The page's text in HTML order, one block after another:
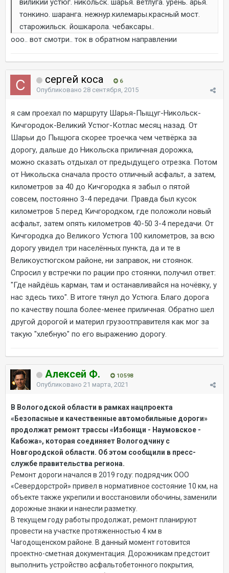
виликий устюг. никольск. шарья. ветлуга. урень. арья.
тонкино. шаранга. нежнур.килемары.красный мост.
старожильск. йошкарола. чебаксары..
ооо.. вот смотри.. ток в обратном направлении
сергей коса 6
Опубликовано 28 сентября, 2015
я сам проехал по маршруту Шарья-Пыщуг-Никольск-
Кичгородок-Великий Устюг-Котлас месяц назад. От
Шарьи до Пыщюга скорее троечка чем четвёрка за
дорогу, дальше до Никольска приличная дорожка,
можно сказать отдыхал от предыдущего отрезка. Потом
от Никольска сначала просто отличный асфальт, а затем,
километров за 40 до Кичгородка я забыл о пятой
совсем, постоянно 3-4 передачи. Правда был кусок
километров 5 перед Кичгородком, где положоли новый
асфальт, затем опять километров 40-50 3-4 передачи. От
Кичгородка до Великого Устюга 100 километров, за всю
дорогу увидел три населённых пункта, да и те в
Великоустюгском районе, ни заправок, ни стоянок.
Спросил у встречки по рации про стоянки, получил ответ:
"Где найдёшь карман, там и останавливайся на ночёвку, у
нас здесь тихо". В итоге тянул до Устюга. Благо дорога
по качеству пошла более-менее приличная. Обратно шел
другой дорогой и материл грузоотправителя как мог за
такую "хлебную" по его выражению дорогу.
Алексей Ф. 10 598
Опубликовано 21 марта, 2021
В Вологодской области в рамках нацпроекта
«Безопасные и качественные автомобильные дороги»
продолжат ремонт трассы «Избоищи - Наумовское -
Кабожа», которая соединяет Вологодчину с
Новгородской области. Об этом сообщили в пресс-
службе правительства региона.
Ремонт дороги начался в 2019 году: подрядчик ООО
«Севердорстрой» привел в нормативное состояние 10 км, на
объекте также укрепили и восстановили обочины, заменили
дорожные знаки и нанесли разметку.
В текущем году работы продолжат, ремонт планируют
провести на участке протяженностью 4 км в
Чагодощенском районе. В данный момент готовится
проектно-сметная документация. Дорожникам предстоит
выполнить устройство асфальтобетонного покрытия,